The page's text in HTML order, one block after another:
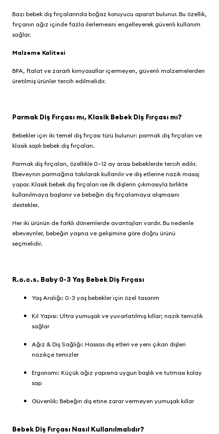
Bazı bebek diş fırçalarında boğaz koruyucu aparat bulunur. Bu özellik,
fırçanın ağız içinde fazla ilerlemesini engelleyerek güvenli kullanım
sağlar.
Malzeme Kalitesi
BPA, ftalat ve zararlı kimyasallar içermeyen, güvenli malzemelerden
üretilmiş ürünler tercih edilmelidir.
Parmak Diş Fırçası mı, Klasik Bebek Diş Fırçası mı?
Bebekler için iki temel diş fırçası türü bulunur: parmak diş fırçaları ve
klasik saplı bebek diş fırçaları.
Parmak diş fırçaları, özellikle 0–12 ay arası bebeklerde tercih edilir.
Ebeveynin parmağına takılarak kullanılır ve diş etlerine nazik masaj
yapar. Klasik bebek diş fırçaları ise ilk dişlerin çıkmasıyla birlikte
kullanılmaya başlanır ve bebeğin diş fırçalamaya alışmasını
destekler.
Her iki ürünün de farklı dönemlerde avantajları vardır. Bu nedenle
ebeveynler, bebeğin yaşına ve gelişimine göre doğru ürünü
seçmelidir.
R.o.c.s. Baby 0-3 Yaş Bebek Diş Fırçası
Yaş Aralığı: 0-3 yaş bebekler için özel tasarım
Kıl Yapısı: Ultra yumuşak ve yuvarlatılmış kıllar; nazik temizlik
sağlar
Ağız & Diş Sağlığı: Hassas diş etleri ve yeni çıkan dişleri
nazikçe temizler
Ergonomi: Küçük ağız yapısına uygun başlık ve tutması kolay
sap
Güvenlik: Bebeğin diş etine zarar vermeyen yumuşak kıllar
Bebek Diş Fırçası Nasıl Kullanılmalıdır?